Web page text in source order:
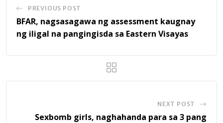
PREVIOUS POST
BFAR, nagsasagawa ng assessment kaugnay
ng iligal na pangingisda sa Eastern Visayas
NEXT POST
Sexbomb girls, naghahanda para sa 3 pang